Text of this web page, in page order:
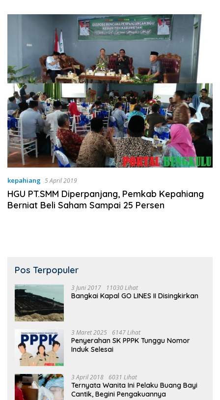
kepahiang 5 April 2019
HGU PT.SMM Diperpanjang, Pemkab Kepahiang
Berniat Beli Saham Sampai 25 Persen
Pos Terpopuler
3 Juni 2017 11030 Lihat
Bangkai Kapal GO LINES II Disingkirkan
3 Maret 2025 6147 Lihat
Penyerahan SK PPPK Tunggu Nomor
Induk Selesai
3 April 2018 6031 Lihat
Ternyata Wanita Ini Pelaku Buang Bayi
Cantik, Begini Pengakuannya